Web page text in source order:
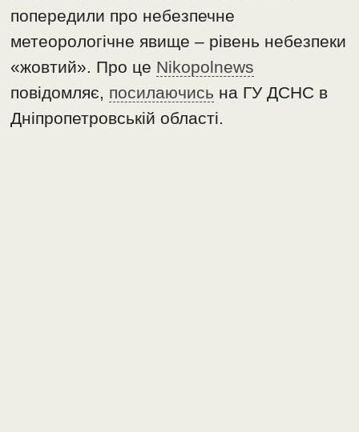
попередили про небезпечне
метеорологічне явище – рівень небезпеки
«жовтий». Про це Nikopolnews
повідомляє, посилаючись на ГУ ДСНС в
Дніпропетровській області.